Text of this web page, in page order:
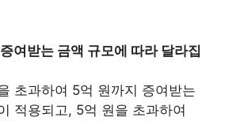
증여받는 금액 규모에 따라 달라집
초과하여 5억 원까지 증여받는
적용되고, 5억 원을 초과하여